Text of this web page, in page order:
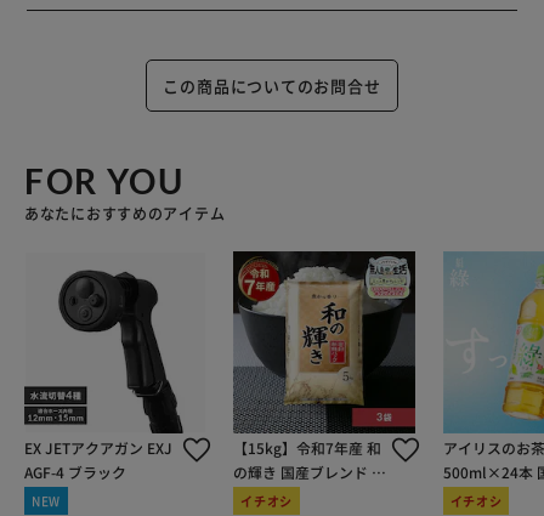
この商品についてのお問合せ
FOR YOU
あなたにおすすめのアイテム
EX JETアクアガン EXJ
AGF-4 ブラック
NEW
【15kg】令和7年産 和
の輝き 国産ブレンド 5
kg×3袋
イチオシ
アイリスのお
500ml×24本
100％使用
イチオシ